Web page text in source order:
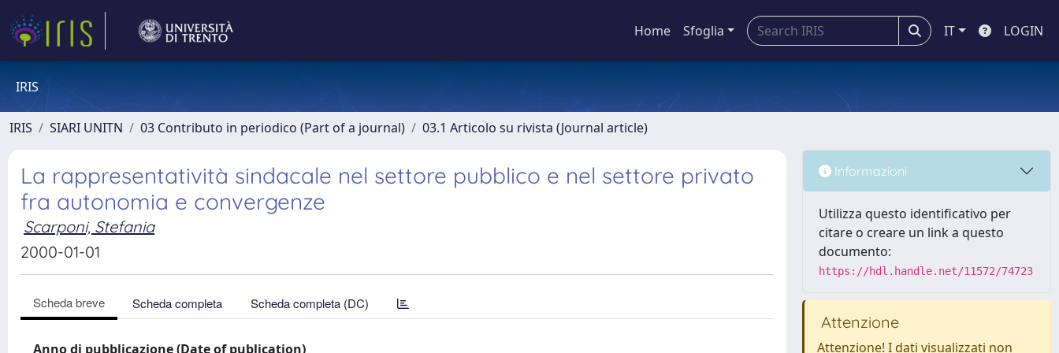
Home Sfoglia IT LOGIN
IRIS
IRIS SIARI UNITN 03 Contributo in periodico (Part of a journal) 03.1 Articolo su rivista (Journal article)
La rappresentatività sindacale nel settore pubblico e nel settore privato
fra autonomia e convergenze
Scarponi, Stefania
2000-01-01
Scheda breve Scheda completa Scheda completa (DC)
Anno di pubblicazione (Date of publication)
Informazioni
Utilizza questo identificativo per
citare o creare un link a questo
documento:
https://hdl.handle.net/11572/74723
Attenzione
Attenzione! I dati visualizzati non